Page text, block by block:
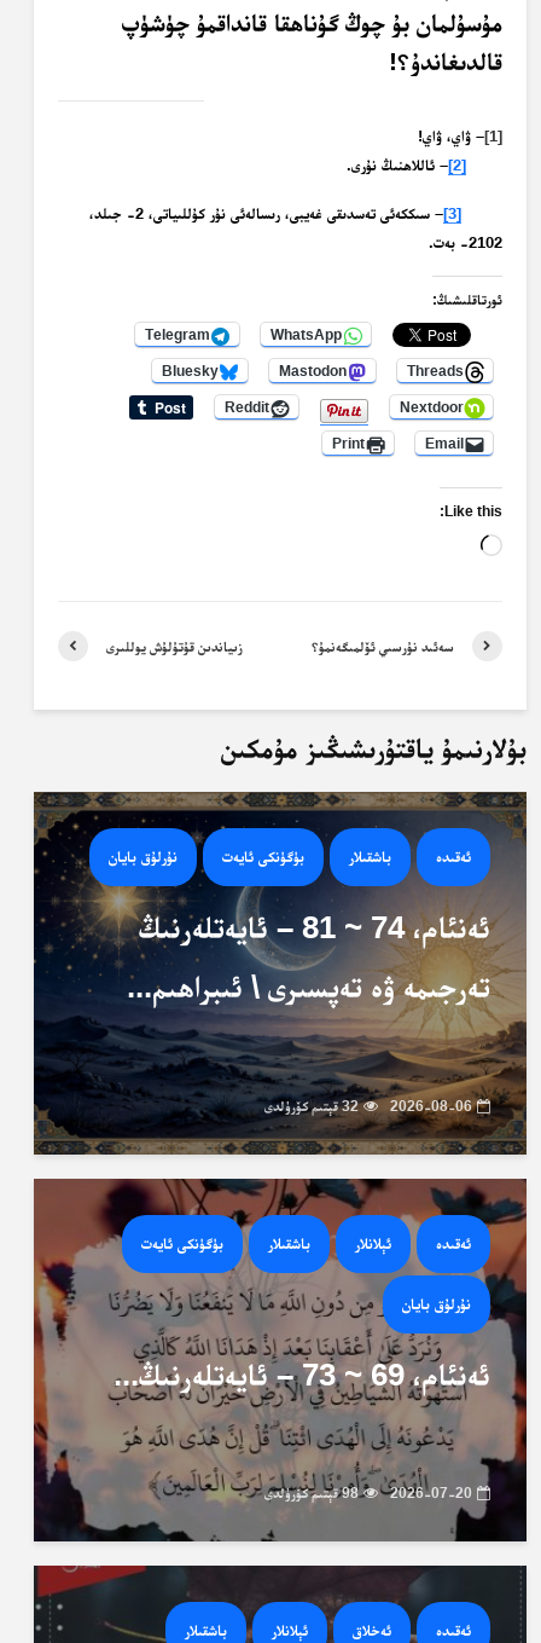
مۇسۇلمان بۇ چوڭ گۇناھقا قانداقمۇ چۈشۈپ
قالدىغاندۇ؟!
[1]– ۋاي، ۋاي!
[2]– ئاللاھنىڭ نۇرى.
[3]
– سىككەئى تەسدىقى غەيبى، رىسالەئى نۇر كۇللىياتى، 2- جىلد،
2102- بەت.
ئورتاقلىشىڭ:
WhatsApp
Telegram
Threads
Mastodon
Bluesky
Nextdoor
Reddit
Email
Print
Like this:
Loading…
زىياندىن قۇتۇلۇش يوللىرى سەئىد نۇرسىي ئۆلمىگەنمۇ؟
بۇلارنىمۇ ياقتۇرىشىڭىز مۇمكىن
ئەقىدە باشقىلار بۈگۈنكى ئايەت نۇرلۇق بايان
ئەنئام، 74 ~ 81 – ئايەتلەرنىڭ
تەرجىمە ۋە تەپسىرى \ ئىبراھىم...
2026-08-06 32 قېتىم كۆرۈلدى
ئەقىدە ئېلانلار باشقىلار بۈگۈنكى ئايەت
نۇرلۇق بايان
ئەنئام، 69 ~ 73 – ئايەتلەرنىڭ...
2026-07-20 98 قېتىم كۆرۈلدى
ئەقىدە ئەخلاق ئېلانلار باشقىلار